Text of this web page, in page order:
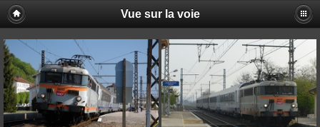
Vue sur la voie